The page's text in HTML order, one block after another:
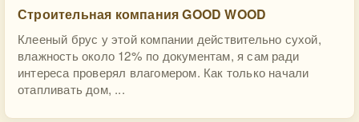
Строительная компания GOOD WOOD
Клееный брус у этой компании действительно сухой,
влажность около 12% по документам, я сам ради
интереса проверял влагомером. Как только начали
отапливать дом, ...